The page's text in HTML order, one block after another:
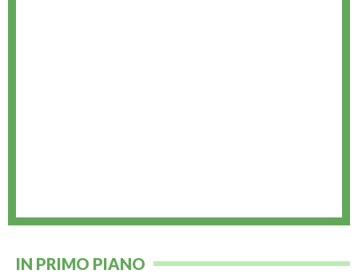
IN PRIMO PIANO